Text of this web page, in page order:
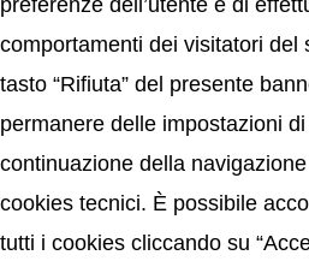
comportamenti dei visitatori del
tasto “Rifiuta” del presente
permanere delle impostazioni
continuazione della
cookies tecnici. È possibile
tutti i cookies cliccando su